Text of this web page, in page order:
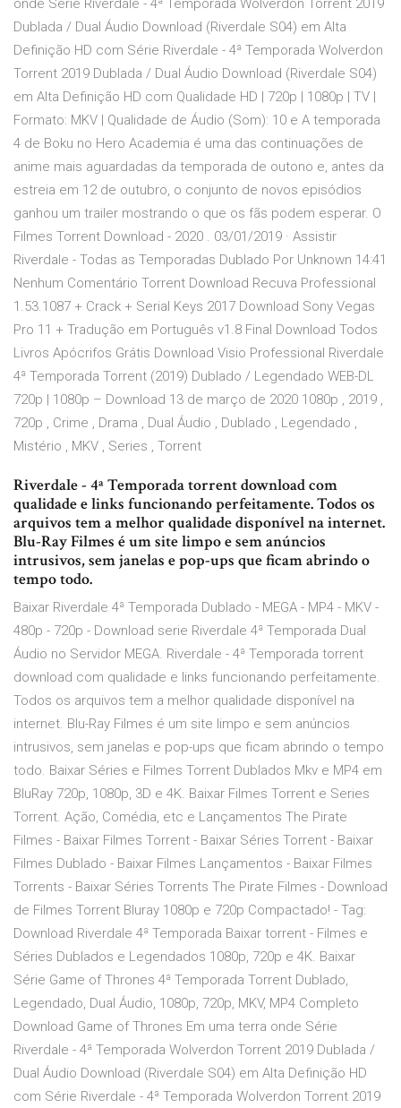
onde Série Riverdale - 4ª Temporada Wolverdon Torrent 2019
Dublada / Dual Áudio Download (Riverdale S04) em Alta
Definição HD com Série Riverdale - 4ª Temporada Wolverdon
Torrent 2019 Dublada / Dual Áudio Download (Riverdale S04)
em Alta Definição HD com Qualidade HD | 720p | 1080p | TV |
Formato: MKV | Qualidade de Áudio (Som): 10 e A temporada
4 de Boku no Hero Academia é uma das continuações de
anime mais aguardadas da temporada de outono e, antes da
estreia em 12 de outubro, o conjunto de novos episódios
ganhou um trailer mostrando o que os fãs podem esperar. O
Filmes Torrent Download - 2020 . 03/01/2019 · Assistir
Riverdale - Todas as Temporadas Dublado Por Unknown 14:41
Nenhum Comentário Torrent Download Recuva Professional
1.53.1087 + Crack + Serial Keys 2017 Download Sony Vegas
Pro 11 + Tradução em Português v1.8 Final Download Todos
Livros Apócrifos Grátis Download Visio Professional Riverdale
4ª Temporada Torrent (2019) Dublado / Legendado WEB-DL
720p | 1080p – Download 13 de março de 2020 1080p , 2019 ,
720p , Crime , Drama , Dual Áudio , Dublado , Legendado ,
Mistério , MKV , Series , Torrent
Riverdale - 4ª Temporada torrent download com
qualidade e links funcionando perfeitamente. Todos os
arquivos tem a melhor qualidade disponível na internet.
Blu-Ray Filmes é um site limpo e sem anúncios
intrusivos, sem janelas e pop-ups que ficam abrindo o
tempo todo.
Baixar Riverdale 4ª Temporada Dublado - MEGA - MP4 - MKV -
480p - 720p - Download serie Riverdale 4ª Temporada Dual
Áudio no Servidor MEGA. Riverdale - 4ª Temporada torrent
download com qualidade e links funcionando perfeitamente.
Todos os arquivos tem a melhor qualidade disponível na
internet. Blu-Ray Filmes é um site limpo e sem anúncios
intrusivos, sem janelas e pop-ups que ficam abrindo o tempo
todo. Baixar Séries e Filmes Torrent Dublados Mkv e MP4 em
BluRay 720p, 1080p, 3D e 4K. Baixar Filmes Torrent e Series
Torrent. Ação, Comédia, etc e Lançamentos The Pirate
Filmes - Baixar Filmes Torrent - Baixar Séries Torrent - Baixar
Filmes Dublado - Baixar Filmes Lançamentos - Baixar Filmes
Torrents - Baixar Séries Torrents The Pirate Filmes - Download
de Filmes Torrent Bluray 1080p e 720p Compactado! - Tag:
Download Riverdale 4ª Temporada Baixar torrent - Filmes e
Séries Dublados e Legendados 1080p, 720p e 4K. Baixar
Série Game of Thrones 4ª Temporada Torrent Dublado,
Legendado, Dual Áudio, 1080p, 720p, MKV, MP4 Completo
Download Game of Thrones Em uma terra onde Série
Riverdale - 4ª Temporada Wolverdon Torrent 2019 Dublada /
Dual Áudio Download (Riverdale S04) em Alta Definição HD
com Série Riverdale - 4ª Temporada Wolverdon Torrent 2019